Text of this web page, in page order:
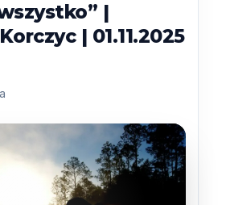
|
| 01.11.2025